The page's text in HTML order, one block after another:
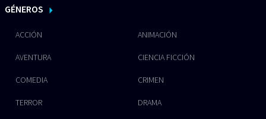
GÉNEROS
ACCIÓN ANIMACIÓN
AVENTURA CIENCIA FICCIÓN
COMEDIA CRIMEN
TERROR DRAMA